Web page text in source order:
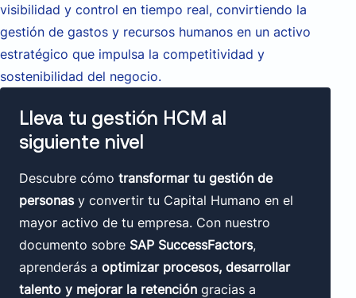
visibilidad y control en tiempo real, convirtiendo la
gestión de gastos y recursos humanos en un activo
estratégico que impulsa la competitividad y
sostenibilidad del negocio.
Lleva tu gestión HCM al
siguiente nivel
Descubre cómo transformar tu gestión de
personasy convertir tu Capital Humano en el
mayor activo de tu empresa. Con nuestro
documento sobre SAP SuccessFactors,
aprenderás a optimizar procesos, desarrollar
talento y mejorar la retención gracias a